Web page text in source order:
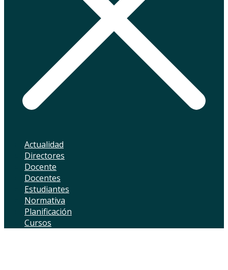
Actualidad
Directores
Docente
Docentes
Estudiantes
Normativa
Planificación
Cursos